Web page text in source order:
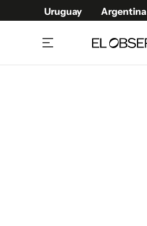
Uruguay Argentina